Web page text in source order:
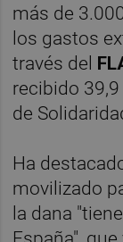
más de
los gastos
través del
recibido
de
Ha
movilizado
la dana